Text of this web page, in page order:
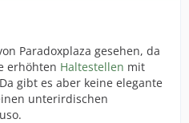
Paradoxplaza gesehen, da
erhöhten Haltestellen mit
gibt es aber keine elegante
unterirdischen